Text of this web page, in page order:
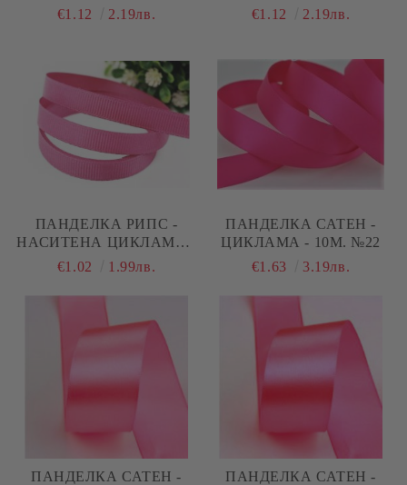
22.8М.
€1.12 2.19лв. СМ - 22.8М.
€1.12 2.19лв.
ПАНДЕЛКА РИПС -
НАСИТЕНА ЦИКЛАМА -
10 М. №23
€1.02 1.99лв.
ПАНДЕЛКА САТЕН -
ЦИКЛАМА - 10М. №22
€1.63
3.19лв.
ПАНДЕЛКА САТЕН -
ПАНДЕЛКА САТЕН -